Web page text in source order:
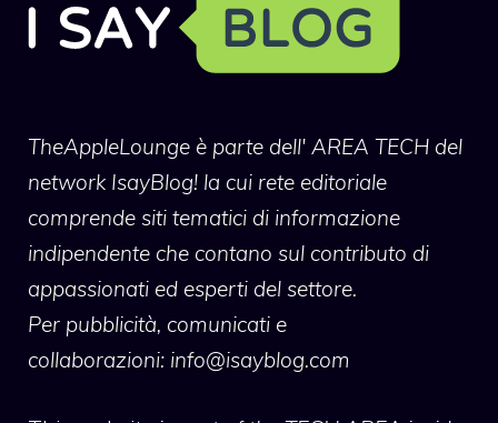
TheAppleLounge è parte dell' AREA TECH del
network IsayBlog! la cui rete editoriale
comprende siti tematici di informazione
indipendente che contano sul contributo di
appassionati ed esperti del settore.
Per pubblicità, comunicati e
collaborazioni: info@isayblog.com